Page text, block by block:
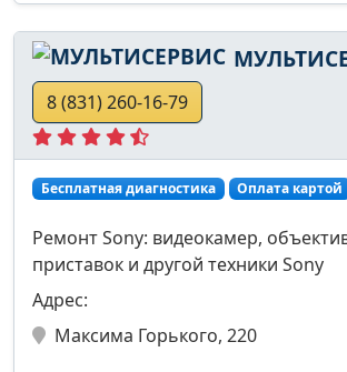
8 (831) 260-16-79
Бесплатная диагностика Оплата картой
Ремонт Sony: видеокамер,
приставок и другой техники Sony
Адрес:
Максима Горького, 220